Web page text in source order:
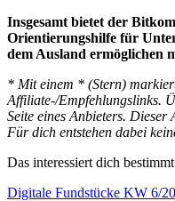
Insgesamt bietet der
Orientierungshilfe für
dem Ausland ermöglichen
* Mit einem * (Stern)
Affiliate-/Empfehlungslinks.
Seite eines Anbieters.
Für dich entstehen dabei
Das interessiert dich
Digitale Fundstücke KW 6/